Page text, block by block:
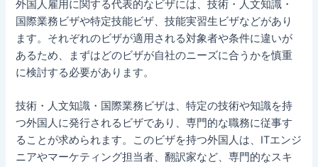
外国人雇用に関する代表的なビザには、技術・人文知識・
国際業務ビザや特定技能ビザ、技能実習生ビザなどがあり
ます。それぞれのビザが適用される対象者や条件に違いが
あるため、まずはどのビザが自社のニーズに合うかを慎重
に検討する必要があります。
技術・人文知識・国際業務ビザは、特定の技術や知識を持
つ外国人に発行されるビザであり、専門的な職務に従事す
ることが求められます。このビザを持つ外国人は、ITエンジ
ニアやマーケティング担当者、翻訳家など、専門的なスキ